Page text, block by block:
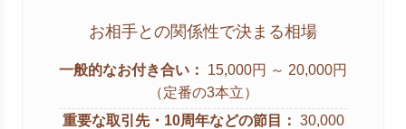
お相手との関係性で決まる相場
一般的なお付き合い：
15,000円 ～ 20,000円
（定番の3本立）
重要な取引先・10周年などの節目： 30,000